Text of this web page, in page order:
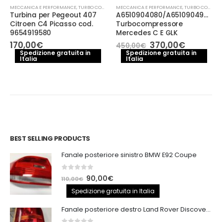
MECCANICA E PERFORMANCE,TURBO COMPRESSORE- TURBINA
Turbina per Pegeout 407
Citroen C4 Picasso cod.
9654919580
170,00€
Spedizione gratuita in
Italia
MECCANICA E PERFORMANCE,TURBO COMPRESSORE- TURBINA
A6510904080/A6510904980/
Turbocompressore
Mercedes C E GLK
450,00€ Il
prezzo
originale
370,00€Il
prezzo
attuale
Spedizione gratuita in
Italia
BEST SELLING PRODUCTS
Fanale posteriore sinistro BMW E92 Coupe
out of 5
110,00€ Il
prezzo
originale
era:
90,00€Il
prezzo
attuale
è:
Spedizione gratuita in Italia
Fanale posteriore destro Land Rover Discovery 3